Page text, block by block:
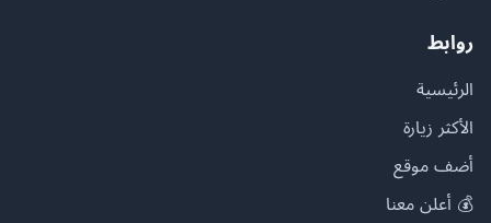
روابط
الرئيسية
الأكثر زيارة
أضف موقع
💰 أعلن معنا